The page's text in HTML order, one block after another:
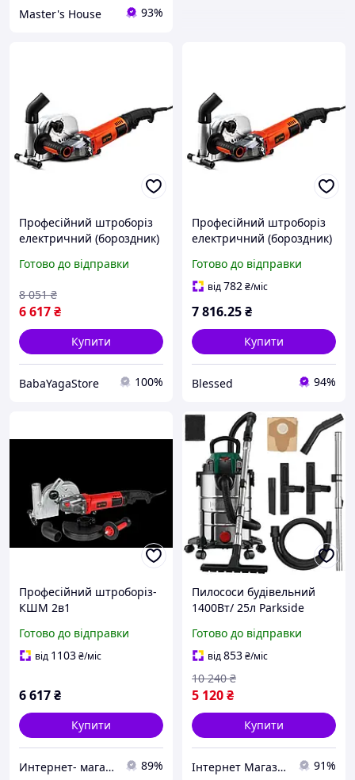
Master's House 93%
Професійний штроборіз
електричний (бороздник)
1800 Вт, 7500 об/хв, диск
Готово до відправки
6 617₴
8 051 ₴
Купити
BabaYagaStore 100%
Професійний штроборіз
електричний (бороздник)
1800 Вт, 7500 об/хв, диск
125/150мм (2480)
Готово до відправки
від782₴/міс
7 816.25₴
Купити
Blessed 94%
Професійний штроборіз-
КШМ 2в1
броньований, штроба
30х35 мм, інструмент для
Готово до відправки
від 1103₴/міс
6 617₴
Купити
Интернет- магазин "AKB-OK" 89%
Пилососи будівельний
1400Вт/ 25л Parkside
штробореза,
Професійний будівельний
пилосос, MTS
Готово до відправки
від853₴/міс
5 120₴
10 240 ₴
Купити
Інтернет Магазин "StepShop" 91%